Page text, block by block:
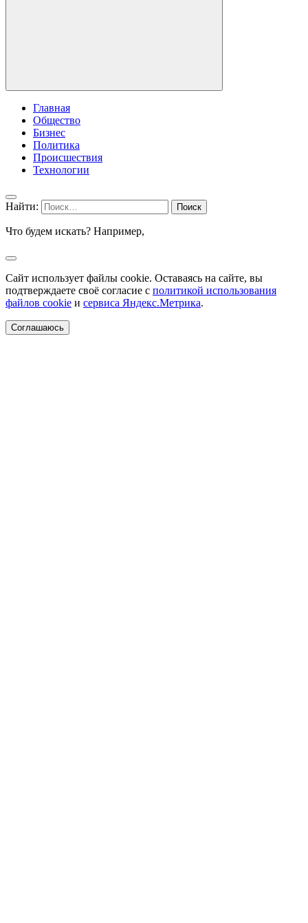
Главная
Общество
Бизнес
Политика
Происшествия
Технологии
Найти:
Что будем искать? Например,
Сайт использует файлы cookie. Оставаясь на сайте, вы
подтверждаете своё согласие с политикой использования
файлов cookie и сервиса Яндекс.Метрика.
Соглашаюсь